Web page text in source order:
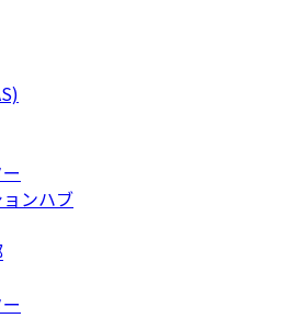
ンハブ